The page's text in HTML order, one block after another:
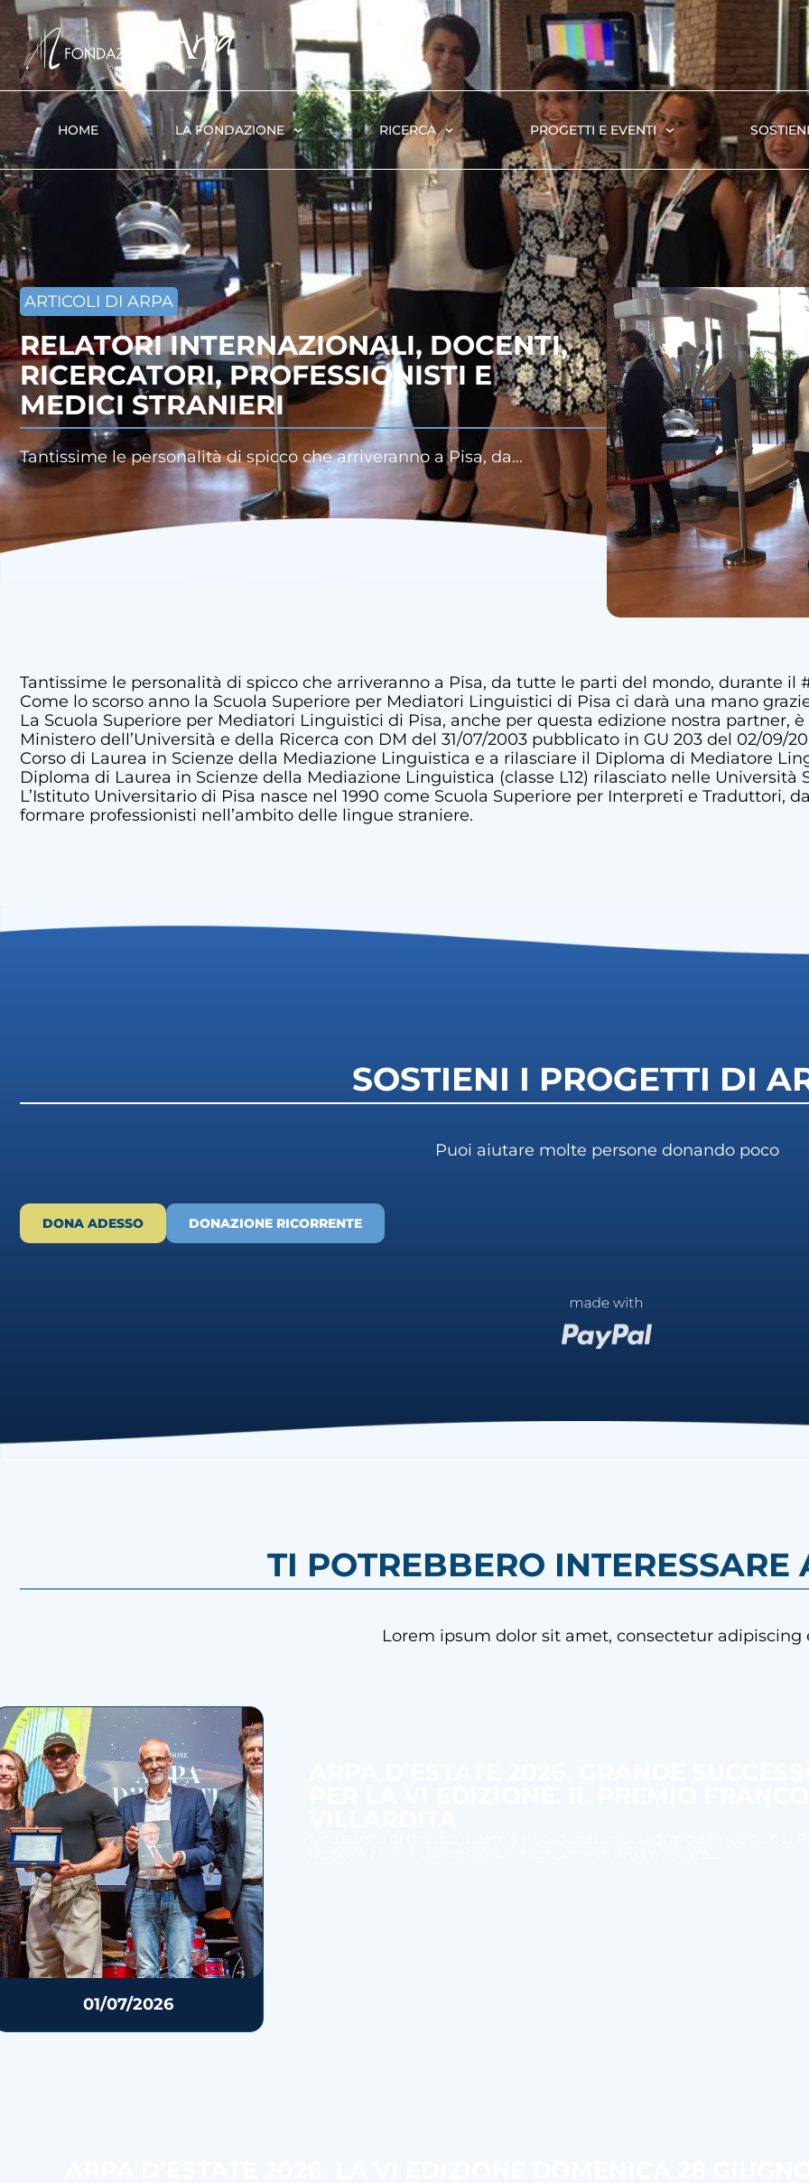
HOME LA FONDAZIONE RICERCA PROGETTI E EVENTI
ARTICOLI DI ARPA
RELATORI INTERNAZIONALI, DOCENTI,
RICERCATORI, PROFESSIONISTI E
MEDICI STRANIERI
Tantissime le personalità di spicco che arriveranno a Pisa, da…
Tantissime le personalità di spicco che arriveranno a Pisa, da tutte le parti del mondo, durante il
Come lo scorso anno la Scuola Superiore per Mediatori Linguistici di Pisa ci darà una mano
La Scuola Superiore per Mediatori Linguistici di Pisa, anche per questa edizione nostra partner,
Ministero dell’Università e della Ricerca con DM del 31/07/2003 pubblicato in GU 203 del 02/09/
Corso di Laurea in Scienze della Mediazione Linguistica e a rilasciare il Diploma di Mediatore
Diploma di Laurea in Scienze della Mediazione Linguistica (classe L12) rilasciato nelle Università
L’Istituto Universitario di Pisa nasce nel 1990 come Scuola Superiore per Interpreti e Traduttori,
formare professionisti nell’ambito delle lingue straniere.
SOSTIENI I PROGETTI DI
Puoi aiutare molte persone donando poco
DONA ADESSO DONAZIONE RICORRENTE
TI POTREBBERO INTERESSARE
Lorem ipsum dolor sit amet, consectetur adipiscing
01/07/2026